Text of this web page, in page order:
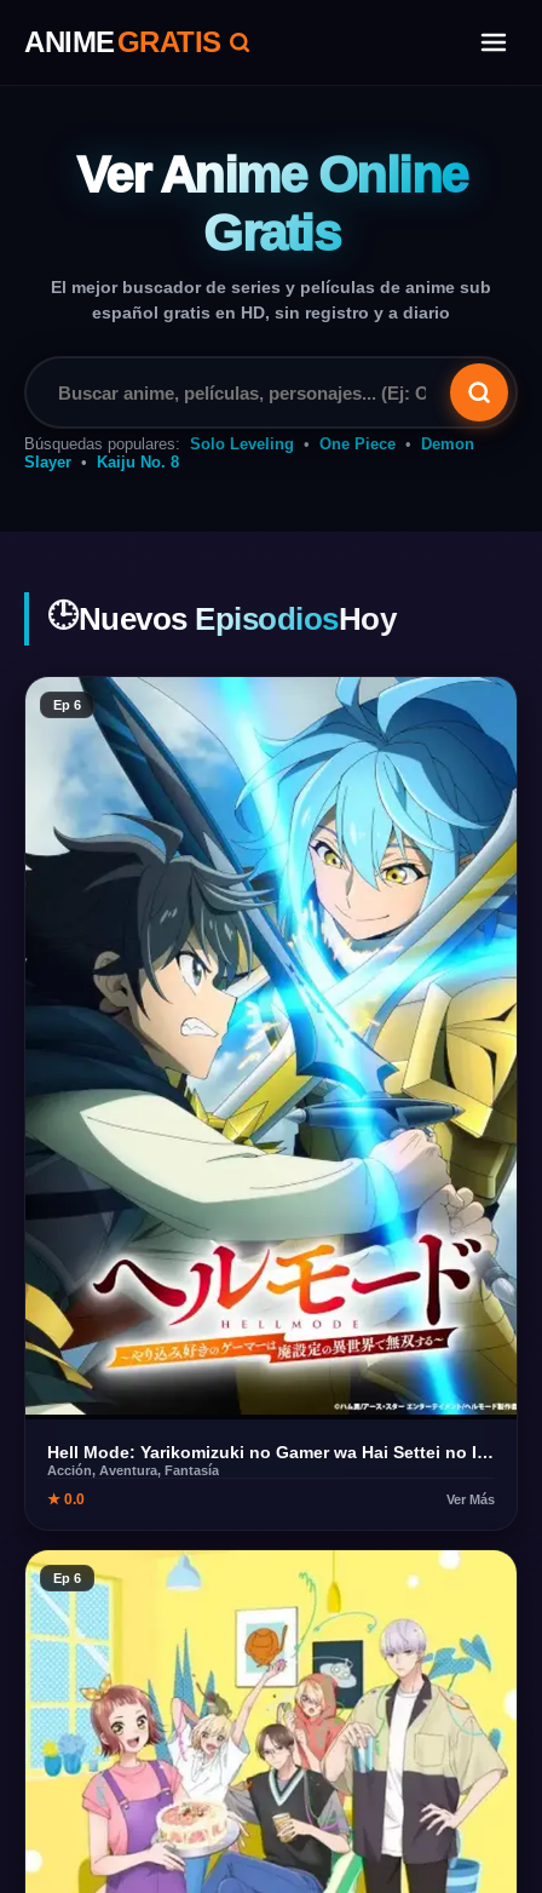
ANIMEGRATIS
Ver Anime Online
Gratis
El mejor buscador de series y películas de anime sub
español gratis en HD, sin registro y a diario
Búsquedas populares: Solo Leveling • One Piece •
Demon
Slayer • Kaiju No. 8
🕒Nuevos EpisodiosHoy
Ep 6
Hell Mode: Yarikomizuki no Gamer wa Hai Settei no Isekai de Musou suru 2nda Temporada
Acción, Aventura, Fantasía
★ 0.0 Ver Más
Ep 6